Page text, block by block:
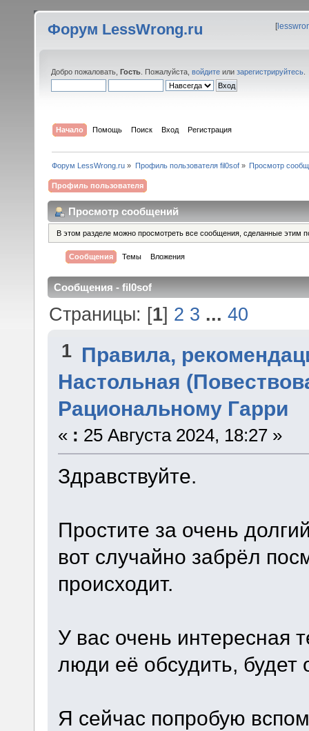
Форум LessWrong.ru [
Добро пожаловать, Гость . Пожалуйста, войдите или зарегистрируйтесь
Начало Помощь Поиск Вход Регистрация
Форум LessWrong.ru » Профиль пользователя fil0sof» Просмотр
Профиль пользователя
Просмотр сообщений
В этом разделе можно просмотреть все сообщения, сделанные этим
Сообщения Темы Вложения
Сообщения - fil0sof
Страницы: [1] 2 3 ...40
1 Правила,
Настольная
Рациональному Гарри
« : 25 Августа 2024, 18:27 »
Здравствуйте.
Простите за очень
вот случайно забрёл
происходит.
У вас очень интересная
люди её обсудить, будет
Я сейчас попробую